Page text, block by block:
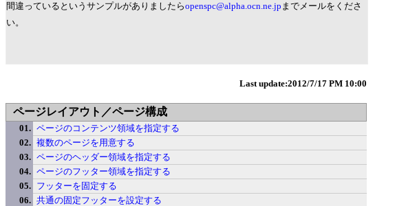
間違っているというサンプルがありましたらopenspc@alpha.ocn.ne.jp までメールをくださ
い。
Last update:2012/7/17 PM 10:00
ページレイアウト／ページ構成
ページのコンテンツ領域を指定する
複数のページを用意する
ページのヘッダー領域を指定する
ページのフッター領域を指定する
フッターを固定する
共通の固定フッターを設定する